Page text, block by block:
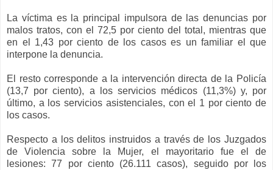
La víctima es la principal impulsora de las denuncias por
malos tratos, con el 72,5 por ciento del total, mientras que
en el 1,43 por ciento de los casos es un familiar el que
interpone la denuncia.
El resto corresponde a la intervención directa de la Policía
(13,7 por ciento), a los servicios médicos (11,3%) y, por
último, a los servicios asistenciales, con el 1 por ciento de
los casos.
Respecto a los delitos instruidos a través de los Juzgados
de Violencia sobre la Mujer, el mayoritario fue el de
lesiones: 77 por ciento (26.111 casos), seguido por los